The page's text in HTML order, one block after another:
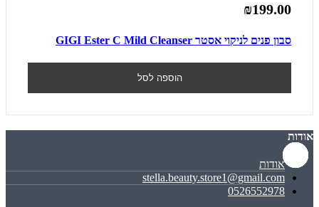
₪199.00
סבון פנים לניקוי אסטר GIGI Ester C Mild Cleanser
הוספה לסל
אודות
אודות
stella.beauty.store1@gmail.com
0526552978